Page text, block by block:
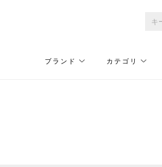
ブランド カテゴリ